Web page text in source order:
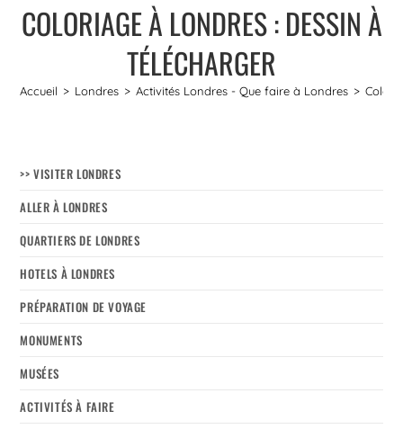
COLORIAGE À LONDRES : DESSIN À
TÉLÉCHARGER
Accueil > Londres > Activités Londres - Que faire à Londres >
>> VISITER LONDRES
ALLER À LONDRES
QUARTIERS DE LONDRES
HOTELS À LONDRES
PRÉPARATION DE VOYAGE
MONUMENTS
MUSÉES
ACTIVITÉS À FAIRE